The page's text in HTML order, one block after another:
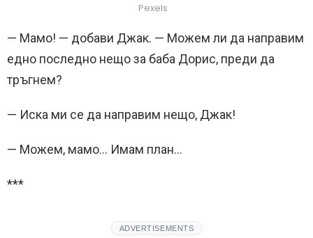
Pexels
— Мамо! — добави Джак. — Можем ли да направим
едно последно нещо за баба Дорис, преди да
тръгнем?
— Иска ми се да направим нещо, Джак!
— Можем, мамо… Имам план…
***
ADVERTISEMENTS